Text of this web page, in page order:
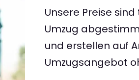
Unsere Preise
Umzug
und erstellen auf
Umzugsangebot